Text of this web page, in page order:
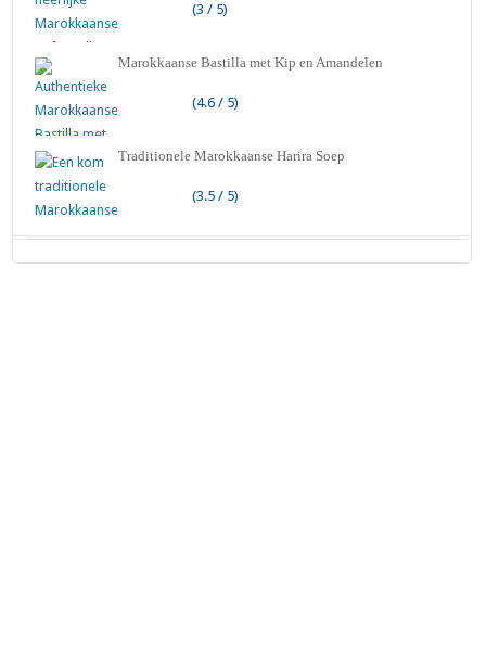
(3 / 5)
Marokkaanse Bastilla met Kip en Amandelen
(4.6 / 5)
Traditionele Marokkaanse Harira Soep
(3.5 / 5)